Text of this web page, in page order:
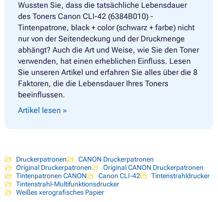
Wussten Sie, dass die tatsächliche Lebensdauer
des Toners Canon CLI-42 (6384B010) -
Tintenpatrone, black + color (schwarz + farbe) nicht
nur von der Seitendeckung und der Druckmenge
abhängt? Auch die Art und Weise, wie Sie den Toner
verwenden, hat einen erheblichen Einfluss. Lesen
Sie unseren Artikel und erfahren Sie alles über die 8
Faktoren, die die Lebensdauer Ihres Toners
beeinflussen.
Artikel lesen »
Druckerpatronen
CANON Druckerpatronen
Original Druckerpatronen
Original CANON Druckerpatronen
Tintenpatronen CANON
Canon CLI-42
Tintenstrahldrucker
Tintenstrahl-Multifunktionsdrucker
Weißes xerografisches Papier